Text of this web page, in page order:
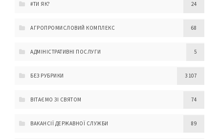
#ТИ ЯК? 24
АГРОПРОМИСЛОВИЙ КОМПЛЕКС 68
АДМІНІСТРАТИВНІ ПОСЛУГИ 5
БЕЗ РУБРИКИ 3 107
ВІТАЄМО ЗІ СВЯТОМ 74
ВАКАНСІЇ ДЕРЖАВНОЇ СЛУЖБИ 89